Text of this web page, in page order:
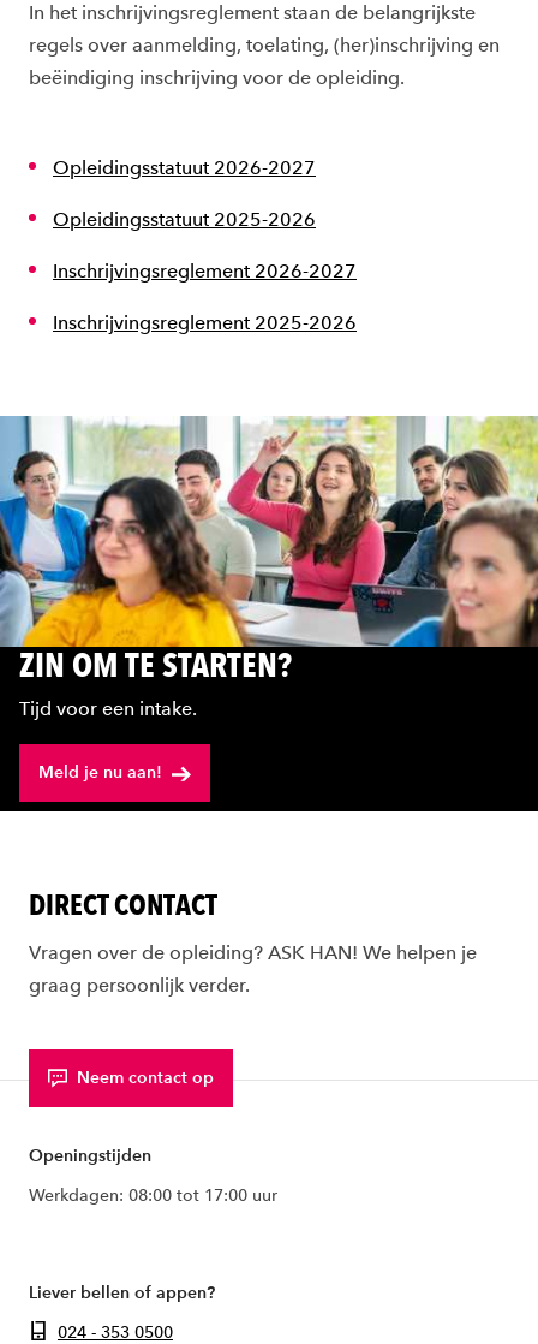
In het inschrijvingsreglement staan de belangrijkste
regels over aanmelding, toelating, (her)inschrijving en
beëindiging inschrijving voor de opleiding.
Opleidingsstatuut 2026-2027
Opleidingsstatuut 2025-2026
Inschrijvingsreglement 2026-2027
Inschrijvingsreglement 2025-2026
ZIN OM TE STARTEN?
Tijd voor een intake.
Meld je nu aan!
DIRECT CONTACT
Vragen over de opleiding? ASK HAN! We helpen je
graag persoonlijk verder.
Neem contact op
Openingstijden
Werkdagen: 08:00 tot 17:00 uur
Liever bellen of appen?
024 - 353 0500